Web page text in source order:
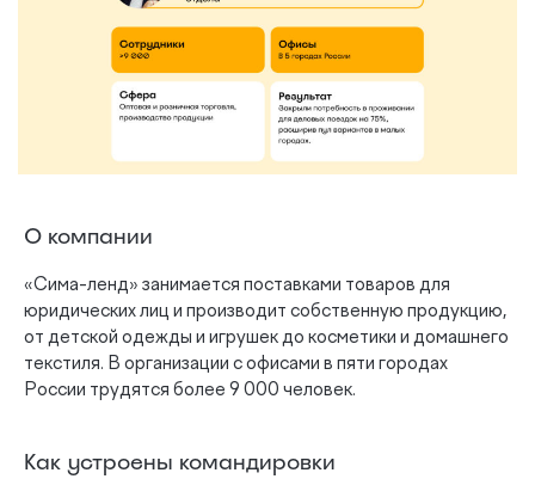
О компании
«Сима-ленд» занимается поставками товаров для
юридических лиц и производит собственную продукцию,
от детской одежды и игрушек до косметики и домашнего
текстиля. В организации с офисами в пяти городах
России трудятся более 9 000 человек.
Как устроены командировки